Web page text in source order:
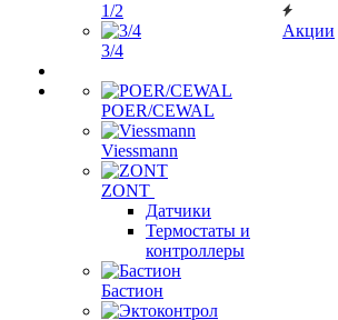
1/2
3/4
POER/CEWAL
Viessmann
ZONT
Датчики
Термостаты и
контроллеры
Бастион
Акции